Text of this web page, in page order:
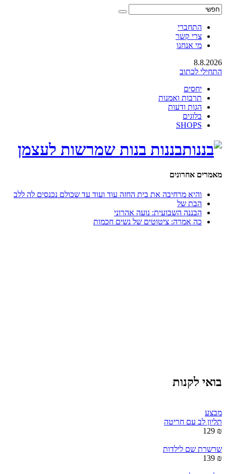
התחברי
צרי קשר
מי אנחנו
8.8.2026
התחילי לכתוב
יחסים
תרבות ואמנות
הגות ודעות
בלוגים
SHOPS
בננות בנות שמרשות לעצמן
מאמרים אחרונים
והיא מרחיבה את בית החזה עוד ועוד עד שכולם נכנסים לה ללב
הבת של
הבננה השבועית: נועה אהרוני
כה אמרה: ציטוטים של נשים חכמות
בואי לקנות
מבצע
תליון לב עם חריטה
₪ 129
שרשרת שם לילדות
₪ 139